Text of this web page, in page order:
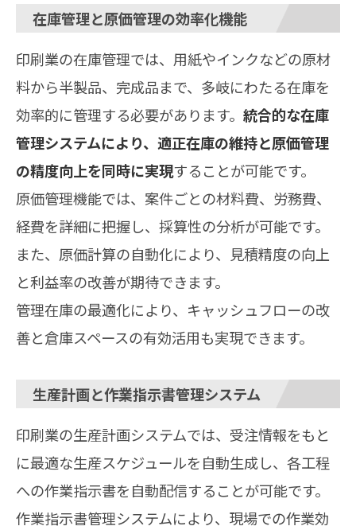
在庫管理と原価管理の効率化機能
印刷業の在庫管理では、用紙やインクなどの原材
料から半製品、完成品まで、多岐にわたる在庫を
効率的に管理する必要があります。 統合的な在庫
管理システムにより、適正在庫の維持と原価管理
の精度向上を同時に実現することが可能です。
原価管理機能では、案件ごとの材料費、労務費、
経費を詳細に把握し、採算性の分析が可能です。
また、原価計算の自動化により、見積精度の向上
と利益率の改善が期待できます。
管理在庫の最適化により、キャッシュフローの改
善と倉庫スペースの有効活用も実現できます。
生産計画と作業指示書管理システム
印刷業の生産計画システムでは、受注情報をもと
に最適な生産スケジュールを自動生成し、各工程
への作業指示書を自動配信することが可能です。
作業指示書管理システムにより、現場での作業効